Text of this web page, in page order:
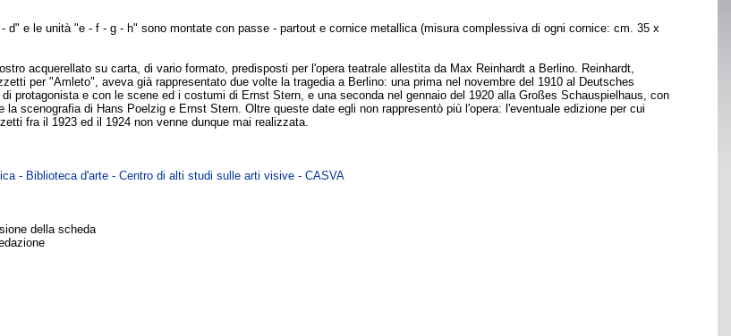
d" e le unità "e - f - g - h" sono montate con passe - partout e cornice metallica (misura complessiva di ogni cornice: cm. 35 x
acquerellato su carta, di vario formato, predisposti per l'opera teatrale allestita da Max Reinhardt a Berlino. Reinhardt,
per "Amleto", aveva già rappresentato due volte la tragedia a Berlino: una prima nel novembre del 1910 al Deutsches
protagonista e con le scene ed i costumi di Ernst Stern, e una seconda nel gennaio del 1920 alla Großes Schauspielhaus, con
la scenografia di Hans Poelzig e Ernst Stern. Oltre queste date egli non rappresentò più l'opera: l'eventuale edizione per cui
fra il 1923 ed il 1924 non venne dunque mai realizzata.
- Biblioteca d'arte - Centro di alti studi sulle arti visive - CASVA
della scheda